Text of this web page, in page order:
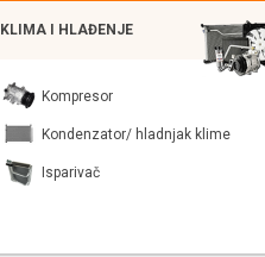
KLIMA I HLAĐENJE
Kompresor
Kondenzator/ hladnjak klime
Isparivač